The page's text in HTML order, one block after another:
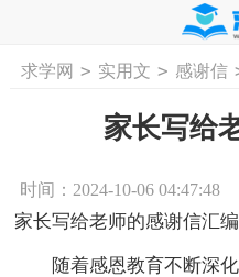
首页 工作计划
求学网 > 实用文 > 感谢信
家长写给
时间：2024-10-06 04:47:48
家长写给老师的感谢信汇
随着感恩教育不断深化